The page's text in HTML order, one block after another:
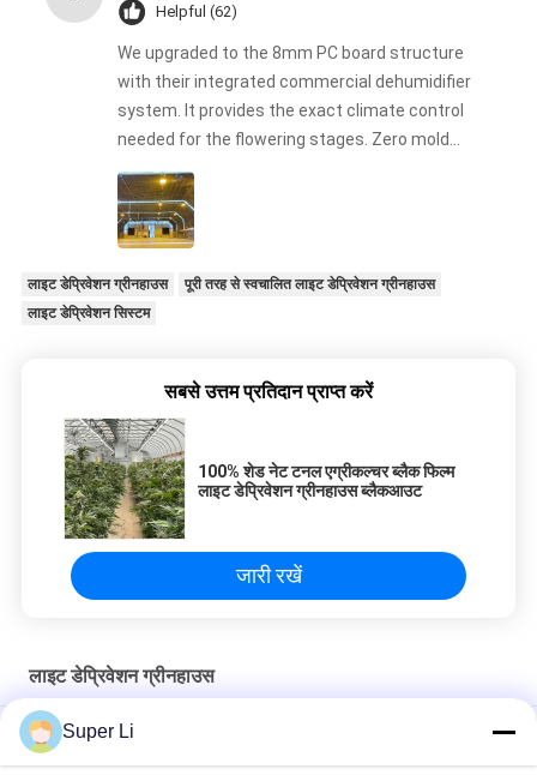
Helpful (62)
We upgraded to the 8mm PC board structure
with their integrated commercial dehumidifier
system. It provides the exact climate control
needed for the flowering stages. Zero mold
issues this harvest!
लाइट डेप्रिवेशन ग्रीनहाउस
पूरी तरह से स्वचालित लाइट डेप्रिवेशन ग्रीनहाउस
लाइट डेप्रिवेशन सिस्टम
सबसे उत्तम प्रतिदान प्राप्त करें
100% शेड नेट टनल एग्रीकल्चर ब्लैक फिल्म
लाइट डेप्रिवेशन ग्रीनहाउस ब्लैकआउट
जारी रखें
लाइट डेप्रिवेशन ग्रीनहाउस
१०-१०० एम प्रकाश की कमी ग्रीनहाउस १००% छायांकन काली-सफेद फिल्म के साथ
Super Li